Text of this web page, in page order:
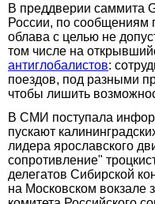
В преддверии саммита
России, по сообщениям
облава с целью не
том числе на
антиглобалистов:
поездов, под разными
чтобы лишить
В СМИ поступала
пускают
лидера ярославского
сопротивление"
делегатов Сибирской
на Московском вокзале